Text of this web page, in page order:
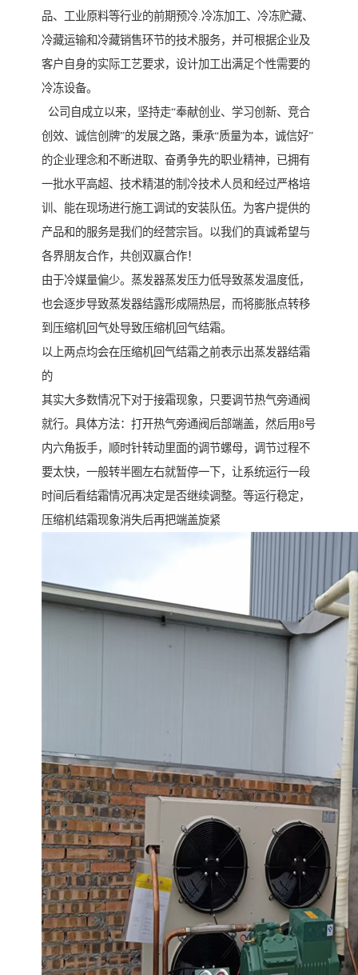
品、工业原料等行业的前期预冷.冷冻加工、冷冻贮藏、
冷藏运输和冷藏销售环节的技术服务，并可根据企业及
客户自身的实际工艺要求，设计加工出满足个性需要的
冷冻设备。
公司自成立以来，坚持走“奉献创业、学习创新、竞合
创效、诚信创牌”的发展之路，秉承“质量为本，诚信好”
的企业理念和不断进取、奋勇争先的职业精神，已拥有
一批水平高超、技术精湛的制冷技术人员和经过严格培
训、能在现场进行施工调试的安装队伍。为客户提供的
产品和的服务是我们的经营宗旨。以我们的真诚希望与
各界朋友合作，共创双赢合作！
由于冷媒量偏少。蒸发器蒸发压力低导致蒸发温度低，
也会逐步导致蒸发器结露形成隔热层，而将膨胀点转移
到压缩机回气处导致压缩机回气结霜。
以上两点均会在压缩机回气结霜之前表示出蒸发器结霜
的
其实大多数情况下对于接霜现象，只要调节热气旁通阀
就行。具体方法：打开热气旁通阀后部端盖，然后用8号
内六角扳手，顺时针转动里面的调节螺母，调节过程不
要太快，一般转半圈左右就暂停一下，让系统运行一段
时间后看结霜情况再决定是否继续调整。等运行稳定，
压缩机结霜现象消失后再把端盖旋紧